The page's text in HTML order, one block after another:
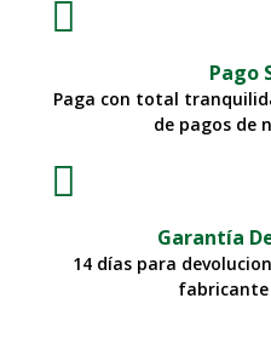
Pago
Paga con total
de pagos de
Garantía
14 días para
fabricante